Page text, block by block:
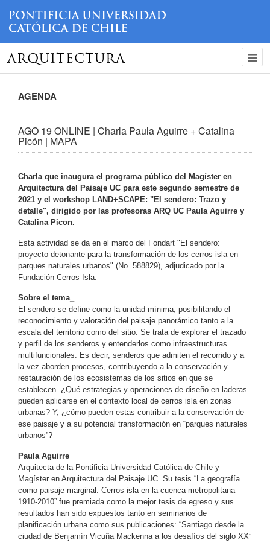
ARQUITECTURA
AGENDA
AGO 19 ONLINE | Charla Paula Aguirre + Catalina
Picón | MAPA
Charla que inaugura el programa público del Magíster en
Arquitectura del Paisaje UC para este segundo semestre de
2021 y el workshop LAND+SCAPE: "El sendero: Trazo y
detalle", dirigido por las profesoras ARQ UC Paula Aguirre y
Catalina Picon.
Esta actividad se da en el marco del Fondart "El sendero:
proyecto detonante para la transformación de los cerros isla en
parques naturales urbanos" (No. 588829), adjudicado por la
Fundación Cerros Isla.
Sobre el tema_
El sendero se define como la unidad mínima, posibilitando el
reconocimiento y valoración del paisaje panorámico tanto a la
escala del territorio como del sitio. Se trata de explorar el trazado
y perfil de los senderos y entenderlos como infraestructuras
multifuncionales. Es decir, senderos que admiten el recorrido y a
la vez aborden procesos, contribuyendo a la conservación y
restauración de los ecosistemas de los sitios en que se
establecen. ¿Qué estrategias y operaciones de diseño en laderas
pueden aplicarse en el contexto local de cerros isla en zonas
urbanas? Y, ¿cómo pueden estas contribuir a la conservación de
ese paisaje y a su potencial transformación en “parques naturales
urbanos”?
Paula Aguirre
Arquitecta de la Pontificia Universidad Católica de Chile y
Magíster en Arquitectura del Paisaje UC. Su tesis “La geografía
como paisaje marginal: Cerros isla en la cuenca metropolitana
1910-2010” fue premiada como la mejor tesis de egreso y sus
resultados han sido expuestos tanto en seminarios de
planificación urbana como sus publicaciones: “Santiago desde la
ciudad de Benjamín Vicuña Mackenna a los desafíos del siglo XX”